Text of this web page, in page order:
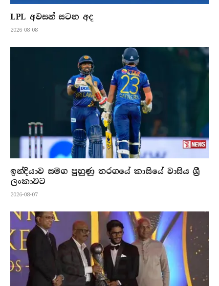
LPL අවසන් සටන අද
2026-08-08
ඉන්දියාව සමග පුහුණු තරගයේ කාසියේ වාසිය ශ්‍රී
ලංකාවට
2026-08-07